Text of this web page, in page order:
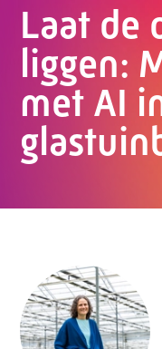
Laat de
liggen:
met AI